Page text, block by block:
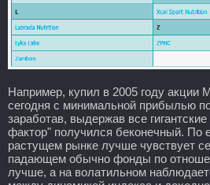
Например, купил в 2005 году акции
сегодня с минимальной прибылью
заработав, выдержав все
фактор" получился беконечный. По
растущем рынке лучше чувствует
падающем обычно фонды по
лучше, а на волатильном